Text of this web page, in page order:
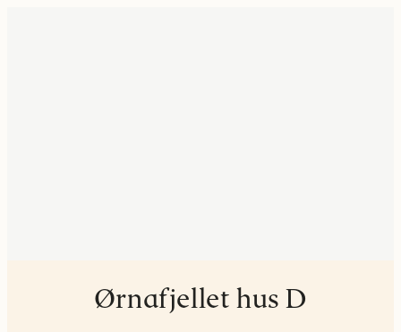
Ørnafjellet hus D